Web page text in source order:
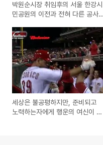
박원순시장 취임후의 서울 한강시
민공원의 이전과 전혀 다른 공사
세상은 불공평하지만, 준비되고
노력하는자에게 행운의 여신이 미